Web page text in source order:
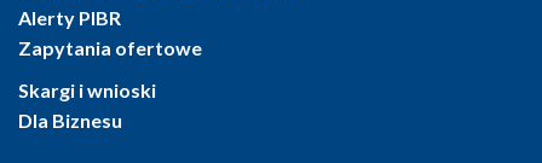
Alerty PIBR
Zapytania ofertowe
Skargi i wnioski
Dla Biznesu